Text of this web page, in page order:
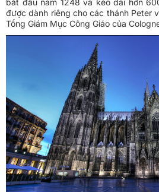
bắt đầu năm 1248 và kéo dài hơn
được dành riêng cho các thánh Peter
Tổng Giám Mục Công Giáo của